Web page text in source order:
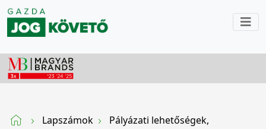
Lapszámok
Pályázati lehetőségek,